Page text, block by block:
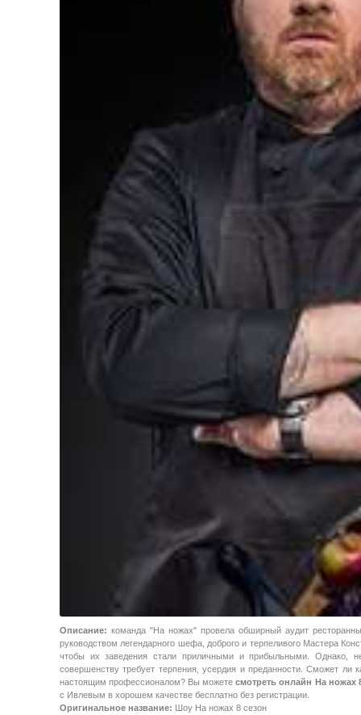
Описание: команда "На ножах" провела обширный аудит
руководством легендарного шефа, доброго и терпеливого Мастера
чтобы их заведения стали приличными и прибыльными. Однако,
совершенству требует терпения, усердия и преданности. Сможет
настоящим профессионалом? Вы можетесмотреть онлайн На ножах
с Ивлевым в хорошем качестве бесплатно без регистрации.
Оригинальное название: Шоу На ножах 8 сезон